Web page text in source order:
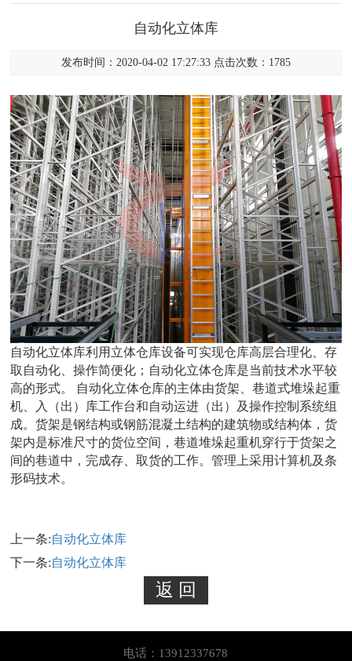
自动化立体库
发布时间：2020-04-02 17:27:33 点击次数：1785
自动化立体库利用立体仓库设备可实现仓库高层合理化、存
取自动化、操作简便化；自动化立体仓库是当前技术水平较
高的形式。 自动化立体仓库的主体由货架、巷道式堆垛起重
机、入（出）库工作台和自动运进（出）及操作控制系统组
成。货架是钢结构或钢筋混凝土结构的建筑物或结构体，货
架内是标准尺寸的货位空间，巷道堆垛起重机穿行于货架之
间的巷道中，完成存、取货的工作。管理上采用计算机及条
形码技术。
上一条:自动化立体库
下一条:自动化立体库
电话：13912337678